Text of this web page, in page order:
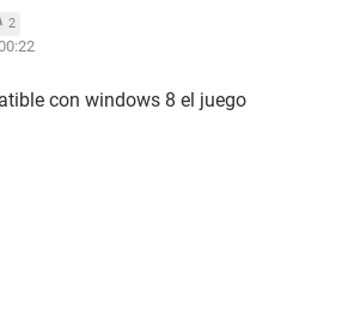
2
con windows 8 el juego